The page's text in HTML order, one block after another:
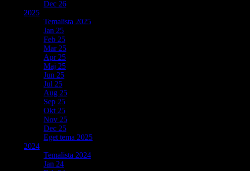
Dec 26
2025
Temalista 2025
Jan 25
Feb 25
Mar 25
Apr 25
Maj 25
Jun 25
Jul 25
Aug 25
Sep 25
Okt 25
Nov 25
Dec 25
Eget tema 2025
2024
Temalista 2024
Jan 24